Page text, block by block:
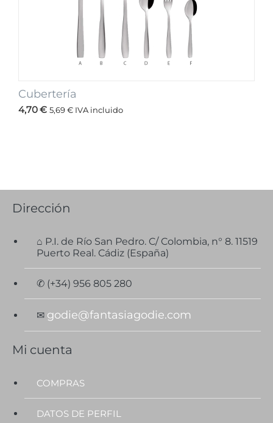
Cubertería
4,70€ 5,69€ IVA incluido
Dirección
⌂ P.I. de Río San Pedro. C/ Colombia, n° 8. 11519
Puerto Real. Cádiz (España)
✆ (+34) 956 805 280
✉ godie@fantasiagodie.com
Mi cuenta
COMPRAS
DATOS DE PERFIL